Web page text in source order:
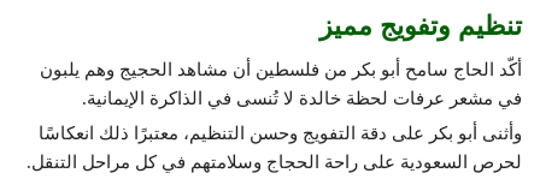
تنظيم وتفويج مميز
أكّد الحاج سامح أبو بكر من فلسطين أن مشاهد الحجيج وهم يلبون
في مشعر عرفات لحظة خالدة لا تُنسى في الذاكرة الإيمانية.
وأثنى أبو بكر على دقة التفويج وحسن التنظيم، معتبرًا ذلك انعكاسًا
لحرص السعودية على راحة الحجاج وسلامتهم في كل مراحل التنقل.